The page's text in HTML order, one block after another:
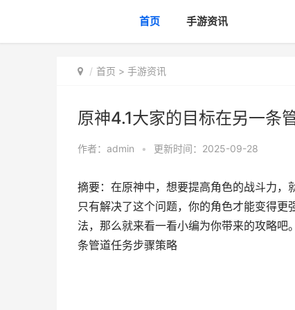
首页 手游资讯
首页 > 手游资讯
原神4.1大家的目标在另一条
作者： admin • 更新时间：2025-09-28
摘要：在原神中，想要提高角色的战斗力，
只有解决了这个问题，你的角色才能变得
法，那么就来看一看小编为你带来的攻略
条管道任务步骤策略